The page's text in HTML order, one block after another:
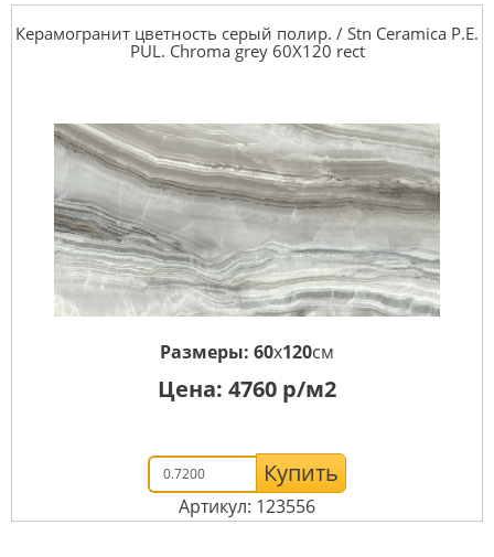
Керамогранит цветность серый полир. / Stn Ceramica P.E.
PUL. Chroma grey 60X120 rect
Размеры: 60x120см
Цена: 4760 р/м2
Купить
Артикул: 123556